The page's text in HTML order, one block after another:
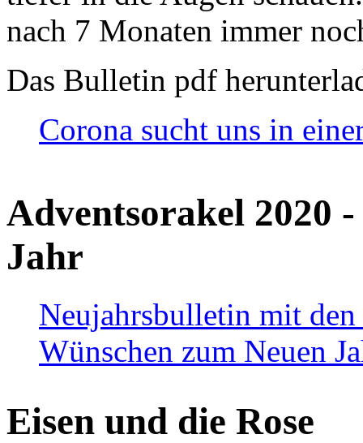
nach 7 Monaten immer
Das Bulletin pdf
Corona sucht uns in
Adventsorakel 2020
Jahr
Neujahrsbulletin mit den
Wünschen zum Neuen
Eisen und die Rose